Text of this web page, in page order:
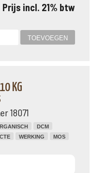
Prijs incl. 21% btw
KG
18071
DCM
WERKING MOS